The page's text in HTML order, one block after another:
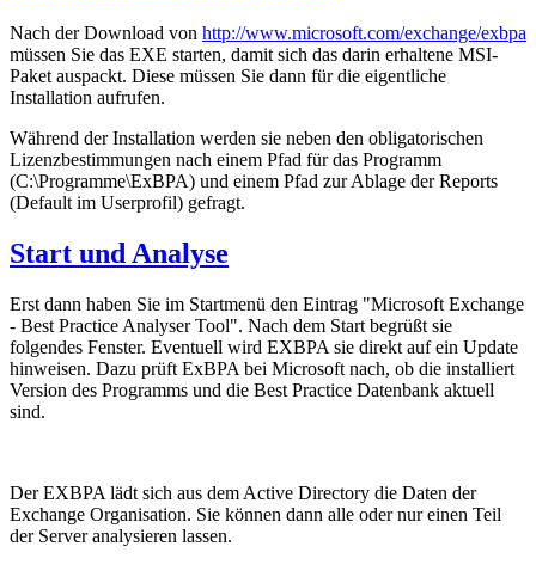
Nach der Download von http://www.microsoft.com/exchange/exbpa
müssen Sie das EXE starten, damit sich das darin erhaltene MSI-
Paket auspackt. Diese müssen Sie dann für die eigentliche
Installation aufrufen.
Während der Installation werden sie neben den obligatorischen
Lizenzbestimmungen nach einem Pfad für das Programm
(C:\Programme\ExBPA) und einem Pfad zur Ablage der Reports
(Default im Userprofil) gefragt.
Start und Analyse
Erst dann haben Sie im Startmenü den Eintrag "Microsoft Exchange
- Best Practice Analyser Tool". Nach dem Start begrüßt sie
folgendes Fenster. Eventuell wird EXBPA sie direkt auf ein Update
hinweisen. Dazu prüft ExBPA bei Microsoft nach, ob die installiert
Version des Programms und die Best Practice Datenbank aktuell
sind.
Der EXBPA lädt sich aus dem Active Directory die Daten der
Exchange Organisation. Sie können dann alle oder nur einen Teil
der Server analysieren lassen.